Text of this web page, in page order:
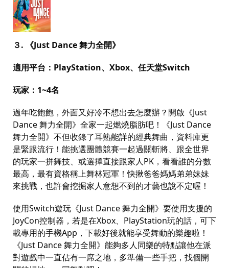
３. 《Just Dance舞力全開》
適用平台： PlayStation、 Xbox、任天堂Switch
玩家： 1~4名
過年吃飽飽，外面又好冷不想出去怎麼辦？開啟《Just
Dance舞力全開》全家一起燃燒脂肪吧！《Just Dance
舞力全開》不但收錄了耳熟能詳的經典舞曲，資料庫更
是緊跟流行！能挑選團體競賽一起過關斬將、跟全世界
的玩家一拼舞技、或選擇直接跟家人PK ，看看誰的分數
最高，最有資格稱上舞林冠軍！快揪爸爸媽媽弟弟妹妹
來挑戰，也許會挖掘家人意想不到的才藝也說不定喔！
使用Switch遊玩《Just Dance舞力全開》要使用支援的
JoyCon控制器，若是在Xbox、 PlayStation玩的話，可下
載專用的手機App ，下載好後就能享受舞動的樂趣啦！
《Just Dance舞力全開》能夠多人同樂的特點讓他在派
對遊戲中一直佔有一席之地，多準備一些手把，找個開